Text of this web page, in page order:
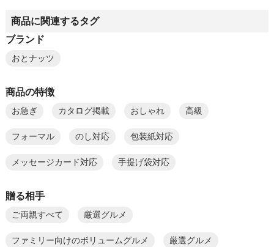
商品に関連するタグ
ブランド
おとナッツ
商品の特徴
お急ぎ カタログ掲載 おしゃれ 高級
フォーマル のし対応 包装紙対応
メッセージカード対応 手提げ袋対応
贈る相手
ご両親すべて 厳選グルメ
ファミリー向けのボリュームグルメ 厳選グルメ